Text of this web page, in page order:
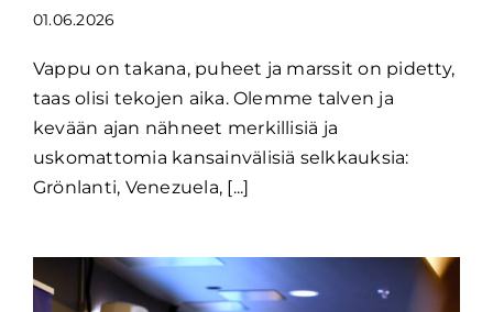
01.06.2026
Vappu on takana, puheet ja marssit on pidetty,
taas olisi tekojen aika. Olemme talven ja
kevään ajan nähneet merkillisiä ja
uskomattomia kansainvälisiä selkkauksia:
Grönlanti, Venezuela, [...]